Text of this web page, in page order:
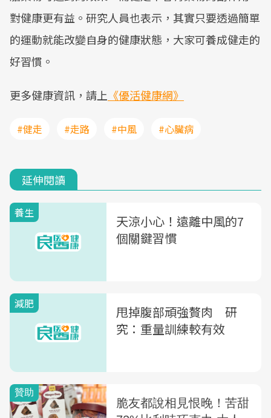
對健康更有益。研究人員也表示，其實只要透過簡單
的運動就能改變自身的健康狀態，大家可養成健走的
好習慣。
更多健康資訊，請上 《優活健康網》
#健走 #走路 #中風 #心臟病
延伸閱讀
養生
天涼小心！遠離中風的7
個關鍵習慣
減肥
甩掉腹部頑強贅肉 研
究：重量訓練較有效